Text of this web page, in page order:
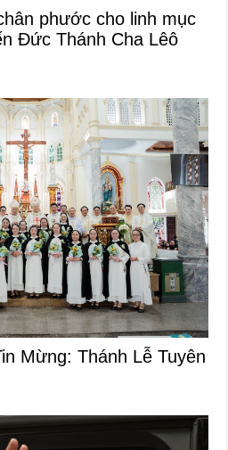
phước cho linh mục
Đức Thánh Cha Lêô
Mừng: Thánh Lễ Tuyên